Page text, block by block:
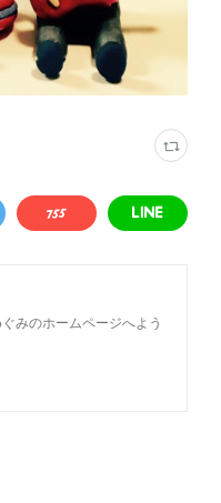
みのホームページへよう